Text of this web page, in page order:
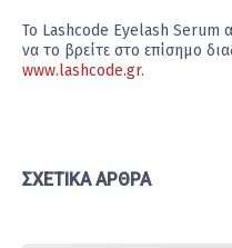
Το Lashcode Eyelash Serum
να το βρείτε στο επίσημο
www.lashcode.gr.
ΣΧΕΤΙΚΆ ΆΡΘΡΑ